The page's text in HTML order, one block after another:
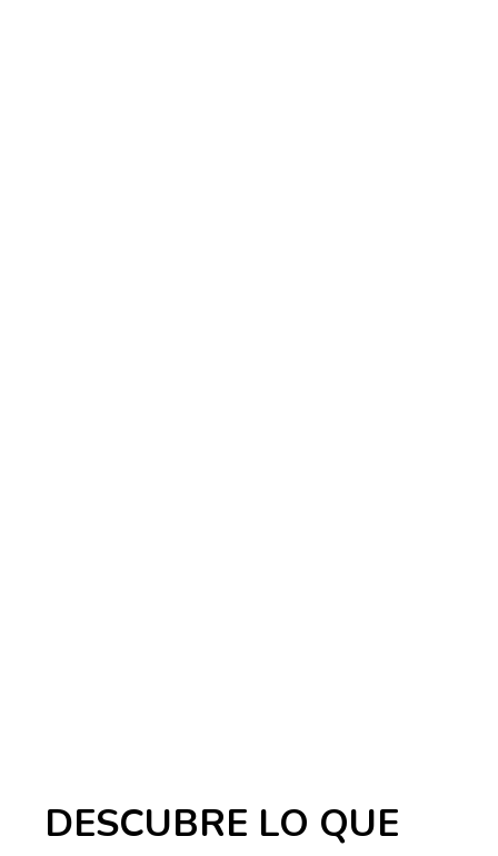
DESCUBRE LO QUE